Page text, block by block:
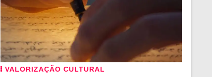
VALORIZAÇÃO CULTURAL